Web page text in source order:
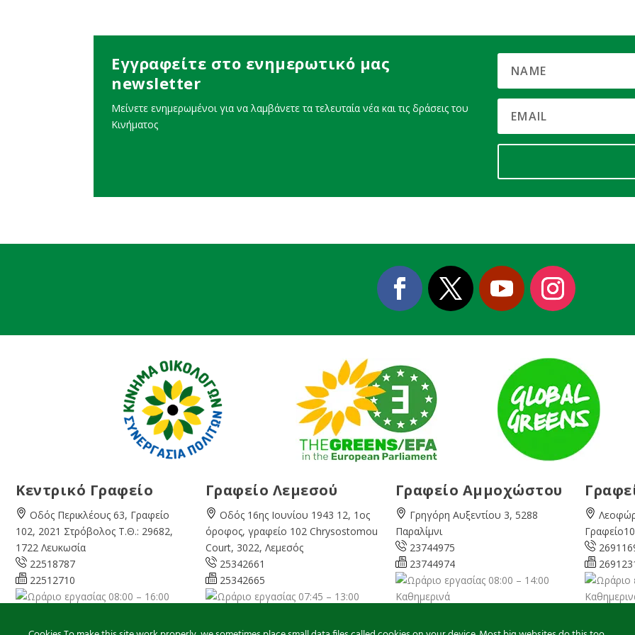
Εγγραφείτε στο ενημερωτικό μας
newsletter
Μείνετε ενημερωμένοι για να λαμβάνετε τα τελευταία νέα και τις δράσεις του
Κινήματος
Κεντρικό Γραφείο
Οδός Περικλέους 63, Γραφείο
102, 2021 Στρόβολος Τ.Θ.: 29682,
1722 Λευκωσία
22518787
22512710
08:00 – 16:00
info@cyprusgreens.org
Γραφείο Λεμεσού
Οδός 16ης Ιουνίου 1943 12, 1ος
όροφος, γραφείο 102 Chrysostomou
Court, 3022, Λεμεσός
25342661
25342665
07:45 – 13:00
limassol@cyprusgreens.org
Γραφείο Αμμοχώστου
Γρηγόρη Αυξεντίου 3, 5288
Παραλίμνι
23744975
23744974
08:00 – 14:00
Καθημερινά